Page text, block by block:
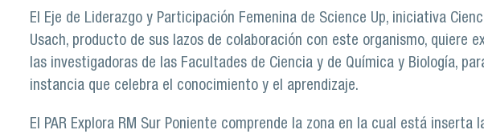
El Eje de Liderazgo y Participación Femenina de Science Up, iniciativa
Usach, producto de sus lazos de colaboración con este organismo, quiere
las investigadoras de las Facultades de Ciencia y de Química y Biología,
instancia que celebra el conocimiento y el aprendizaje.
El PAR Explora RM Sur Poniente comprende la zona en la cual está inserta